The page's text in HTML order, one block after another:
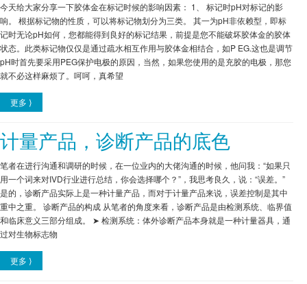
今天给大家分享一下胶体金在标记时候的影响因素： 1、 标记时pH对标记的影
响。 根据标记物的性质，可以将标记物划分为三类。 其一为pH非依赖型，即标
记时无论pH如何，您都能得到良好的标记结果，前提是您不能破坏胶体金的胶体
状态。此类标记物仅仅是通过疏水相互作用与胶体金相结合，如P EG.这也是调节
pH时首先要采用PEG保护电极的原因，当然，如果您使用的是充胶的电极，那您
就不必这样麻烦了。呵呵，真希望
更多 ⟩
计量产品，诊断产品的底色
笔者在进行沟通和调研的时候，在一位业内的大佬沟通的时候，他问我：“如果只
用一个词来对IVD行业进行总结，你会选择哪个？”，我思考良久，说：“误差。”
是的，诊断产品实际上是一种计量产品，而对于计量产品来说，误差控制是其中
重中之重。 诊断产品的构成 从笔者的角度来看，诊断产品是由检测系统、临界值
和临床意义三部分组成。 ➤ 检测系统：体外诊断产品本身就是一种计量器具，通
过对生物标志物
更多 ⟩